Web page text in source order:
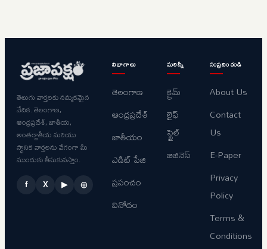
తెలుగు వార్తలకు నమ్మకమైన
వేదిక. తెలంగాణ,
ఆంధ్రప్రదేశ్, జాతీయ,
అంతర్జాతీయ మరియు
స్థానిక వార్తలను వేగంగా మీ
ముందుకు తీసుకువస్తాం.
f X ▶ ◎
విభాగాలు
తెలంగాణ
ఆంధ్రప్రదేశ్
జాతీయం
ఎడిట్ పేజి
ప్రపంచం
వినోదం
మరిన్నీ
క్రైమ్
లైఫ్
స్టైల్
బిజినెస్
సంప్రదించండి
About Us
Contact
Us
E-Paper
Privacy
Policy
Terms &
Conditions